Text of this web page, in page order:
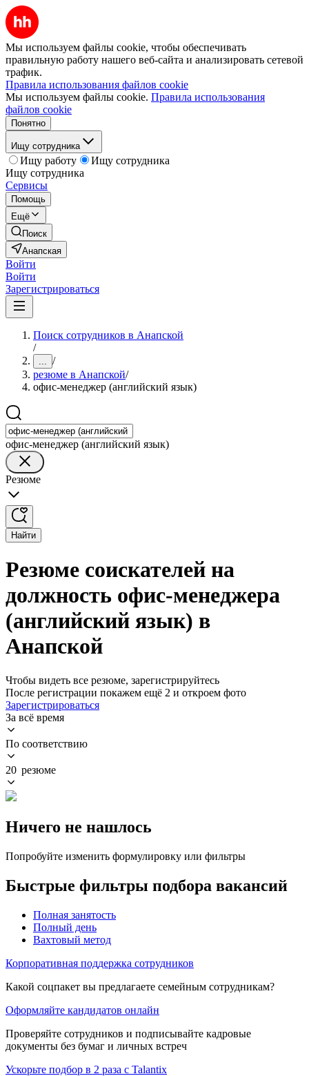
Мы используем файлы cookie, чтобы обеспечивать
правильную работу нашего веб-сайта и анализировать сетевой
трафик.
Правила использования файлов cookie
Мы используем файлы cookie. Правила использования
файлов cookie
Понятно
Ищу сотрудника
Ищу работу
Ищу сотрудника
Ищу сотрудника
Сервисы
Помощь
Ещё
Поиск
Анапская
Войти
Войти
Зарегистрироваться
Поиск сотрудников в Анапской
/
... /
резюме в Анапской/
офис-менеджер (английский язык)
офис-менеджер (английский язык)
Резюме
Найти
Резюме соискателей на
должность офис-менеджера
(английский язык) в
Анапской
Чтобы видеть все резюме, зарегистрируйтесь
После регистрации покажем ещё 2 и откроем фото
Зарегистрироваться
За всё время
По соответствию
20 резюме
Ничего не нашлось
Попробуйте изменить формулировку или фильтры
Быстрые фильтры подбора вакансий
Полная занятость
Полный день
Вахтовый метод
Корпоративная поддержка сотрудников
Какой соцпакет вы предлагаете семейным сотрудникам?
Оформляйте кандидатов онлайн
Проверяйте сотрудников и подписывайте кадровые
документы без бумаг и личных встреч
Ускорьте подбор в 2 раза с Talantix